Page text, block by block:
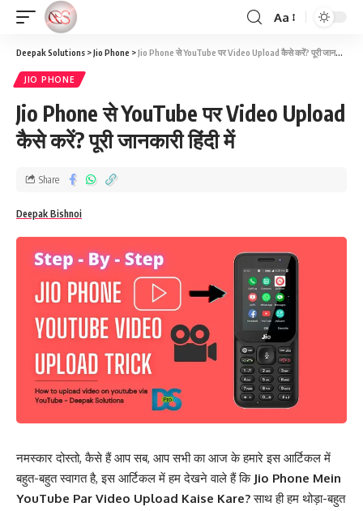
Aa
Deepak Solutions >Jio Phone >Jio Phone से YouTube पर Video Upload कैसे करें? पूरी जानकारी हिंदी में
JIO PHONE
Jio Phone से YouTube पर Video Upload
कैसे करें? पूरी जानकारी हिंदी में
Deepak Bishnoi
Share
नमस्कार दोस्तो, कैसे हैं आप सब, आप सभी का आज के हमारे इस आर्टिकल में
बहुत-बहुत स्वागत है, इस आर्टिकल में हम देखने वाले हैं कि Jio Phone Mein
YouTube Par Video Upload Kaise Kare?साथ ही हम थोड़ा-बहुत